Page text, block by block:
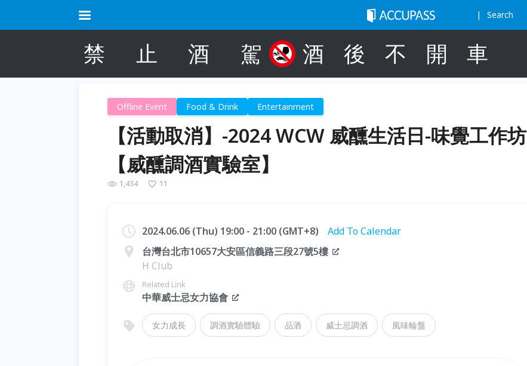
Search
禁 止 酒 駕 酒 後 不 開 車
Offline Event Food & Drink Entertainment
【活動取消】-2024 WCW 威醺生活日-味覺工作坊
【威醺調酒實驗室】
1,434 11
2024.06.06 (Thu) 19:00 - 21:00 (GMT+8)
Add To Calendar
台灣台北市10657大安區信義路三段27號5樓
H Club
Related Link
中華威士忌女力協會
女力成長 調酒實驗體驗 品酒 威士忌調酒 風味輪盤